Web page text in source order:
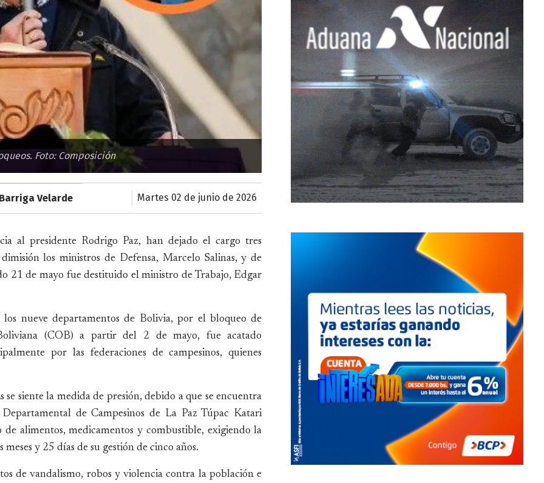
Foto: Composición
Velarde martes 02 de junio de 2026
al presidente Rodrigo Paz, han dejado el cargo tres
los ministros de Defensa, Marcelo Salinas, y de
21 de mayo fue destituido el ministro de Trabajo, Edgar
nueve departamentos de Bolivia, por el bloqueo de
(COB) a partir del 2 de mayo, fue acatado
por las federaciones de campesinos, quienes
siente la medida de presión, debido a que se encuentra
de Campesinos de La Paz Túpac Katari
alimentos, medicamentos y combustible, exigiendo la
y 25 días de su gestión de cinco años.
de vandalismo, robos y violencia contra la población e